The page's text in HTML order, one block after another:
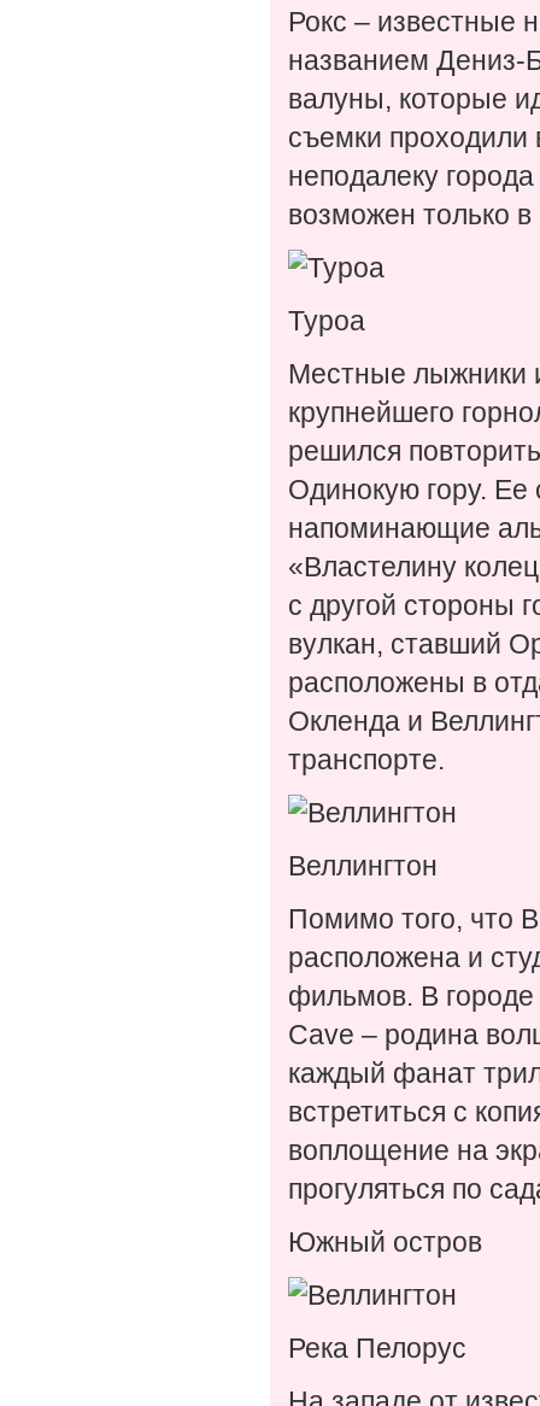
Рокс – известные
названием Дениз-
валуны, которые
съемки проходили
неподалеку
возможен только
Туроа
Местные лыжники
крупнейшего
решился
Одинокую гору. Ее
напоминающие
«Властелину
с другой стороны
вулкан, ставший
расположены в
Окленда и
транспорте.
Веллингтон
Помимо того, что
расположена и
фильмов. В городе
Cave – родина
каждый фанат
встретиться с
воплощение на
прогуляться по
Южный остров
Река Пелорус